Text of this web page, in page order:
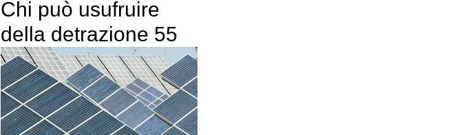
Chi può usufruire
della detrazione 55